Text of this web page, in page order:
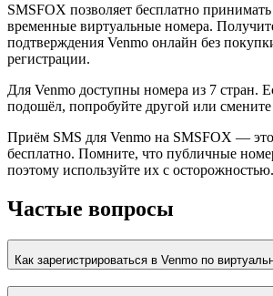
SMSFOX позволяет бесплатно
временные виртуальные номера.
подтверждения Venmo онлайн без
регистрации.
Для Venmo доступны номера из 7 стран.
подошёл, попробуйте другой или смените
Приём SMS для Venmo на SMSFOX —
бесплатно. Помните, что публичные
поэтому используйте их с осторожностью.
Частые вопросы
Как зарегистрироваться в Venmo по